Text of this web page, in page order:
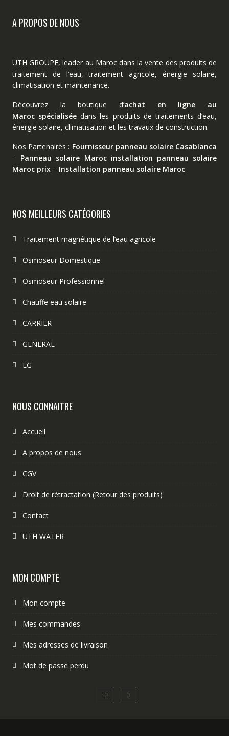
A PROPOS DE NOUS
UTH GROUPE, leader au Maroc dans la vente des produits de
traitement de l’eau, traitement agricole, énergie solaire,
climatisation et maintenance.
Découvrez la boutique d’achat en ligne au
Maroc spécialiséedans les produits de traitements d’eau,
énergie solaire, climatisation et les travaux de construction.
Nos Partenaires : Fournisseur panneau solaire Casablanca
– Panneau solaire Maroc installation panneau solaire
Maroc prix– Installation panneau solaire Maroc
NOS MEILLEURS CATÉGORIES
Traitement magnétique de l’eau agricole
Osmoseur Domestique
Osmoseur Professionnel
Chauffe eau solaire
CARRIER
GENERAL
LG
NOUS CONNAITRE
Accueil
A propos de nous
CGV
Droit de rétractation (Retour des produits)
Contact
UTH WATER
MON COMPTE
Mon compte
Mes commandes
Mes adresses de livraison
Mot de passe perdu